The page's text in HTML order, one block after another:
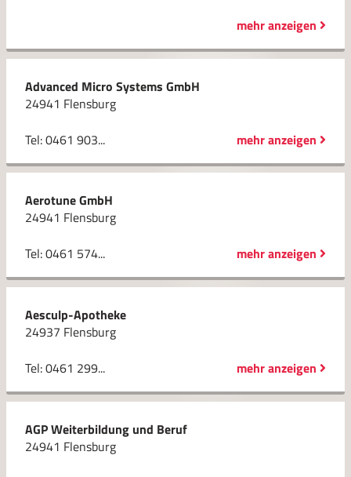
mehr anzeigen
Advanced Micro Systems GmbH
24941 Flensburg
Tel: 0461 903...
mehr anzeigen
Aerotune GmbH
24941 Flensburg
Tel: 0461 574...
mehr anzeigen
Aesculp-Apotheke
24937 Flensburg
Tel: 0461 299...
mehr anzeigen
AGP Weiterbildung und Beruf
24941 Flensburg